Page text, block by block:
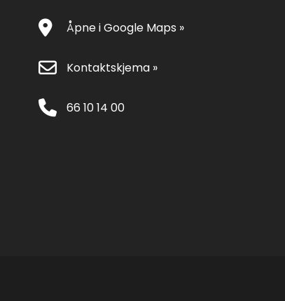
Åpne i Google Maps »
Kontaktskjema »
66 10 14 00